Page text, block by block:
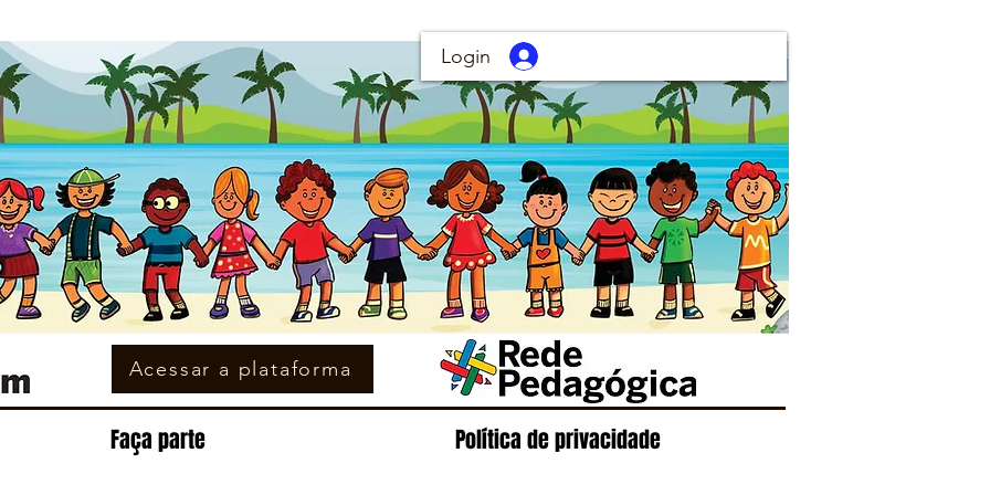
Login
Acessar a plataforma
Faça parte Política de privacidade